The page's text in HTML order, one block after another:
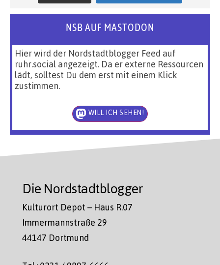
NSB AUF MASTODON
Hier wird der Nordstadtblogger Feed auf
ruhr.social angezeigt. Da er externe Ressourcen
lädt, solltest Du dem erst mit einem Klick
zustimmen.
WILL ICH SEHEN!
Die Nordstadtblogger
Kulturort Depot – Haus R.07
Immermannstraße 29
44147 Dortmund